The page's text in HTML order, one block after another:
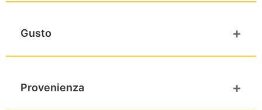
Gusto +
Provenienza +